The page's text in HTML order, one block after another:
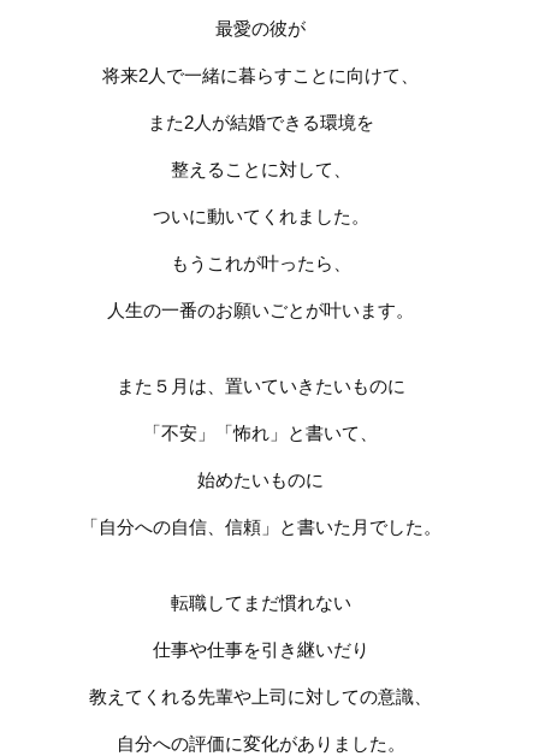
最愛の彼が
将来2人で一緒に暮らすことに向けて、
また2人が結婚できる環境を
整えることに対して、
ついに動いてくれました。
もうこれが叶ったら、
人生の一番のお願いごとが叶います。
また５月は、置いていきたいものに
「不安」「怖れ」と書いて、
始めたいものに
「自分への自信、信頼」と書いた月でした。
転職してまだ慣れない
仕事や仕事を引き継いだり
教えてくれる先輩や上司に対しての意識、
自分への評価に変化がありました。